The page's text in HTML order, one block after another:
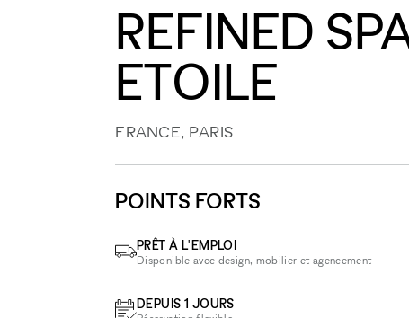
REFINED
ETOILE
FRANCE, PARIS
POINTS FORTS
PRÊT À L'EMPLOI
Disponible avec design, mobilier et agencement
DEPUIS 1 JOURS